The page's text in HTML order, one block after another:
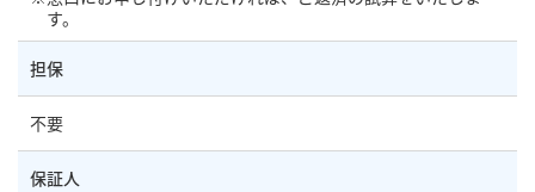
す。
担保
不要
保証人